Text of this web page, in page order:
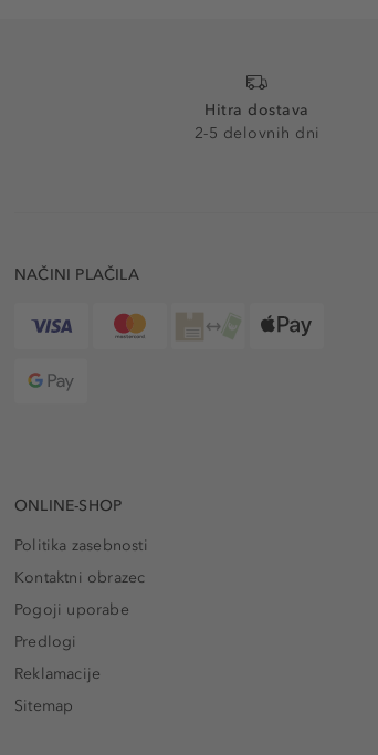
Hitra dostava
2-5 delovnih dni
NAČINI PLAČILA
ONLINE-SHOP
Politika zasebnosti
Kontaktni obrazec
Pogoji uporabe
Predlogi
Reklamacije
Sitemap